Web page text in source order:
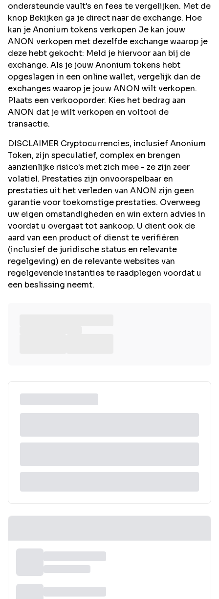
ondersteunde vault's en fees te vergelijken. Met de
knop Bekijken ga je direct naar de exchange. Hoe
kan je Anonium tokens verkopen Je kan jouw
ANON verkopen met dezelfde exchange waarop je
deze hebt gekocht: Meld je hiervoor aan bij de
exchange. Als je jouw Anonium tokens hebt
opgeslagen in een online wallet, vergelijk dan de
exchanges waarop je jouw ANON wilt verkopen.
Plaats een verkooporder. Kies het bedrag aan
ANON dat je wilt verkopen en voltooi de
transactie.
DISCLAIMER Cryptocurrencies, inclusief Anonium
Token, zijn speculatief, complex en brengen
aanzienlijke risico's met zich mee - ze zijn zeer
volatiel. Prestaties zijn onvoorspelbaar en
prestaties uit het verleden van ANON zijn geen
garantie voor toekomstige prestaties. Overweeg
uw eigen omstandigheden en win extern advies in
voordat u overgaat tot aankoop. U dient ook de
aard van een product of dienst te verifiëren
(inclusief de juridische status en relevante
regelgeving) en de relevante websites van
regelgevende instanties te raadplegen voordat u
een beslissing neemt.